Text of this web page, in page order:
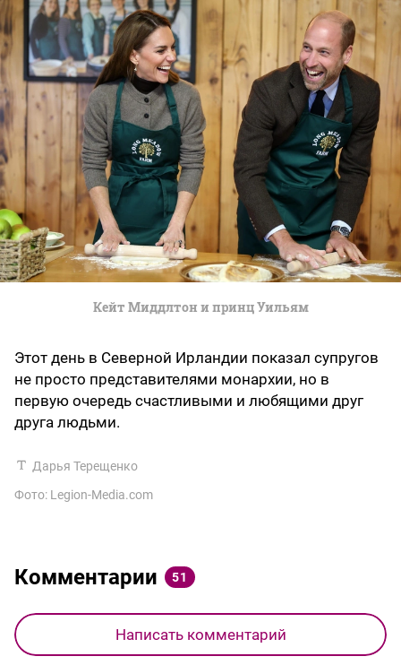
Кейт Миддлтон и принц Уильям
Этот день в Северной Ирландии показал супругов
не просто представителями монархии, но в
первую очередь счастливыми и любящими друг
друга людьми.
Дарья Терещенко
Фото: Legion-Media.com
Комментарии 51
Написать комментарий